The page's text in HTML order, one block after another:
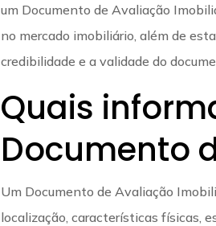
um Documento de Avaliação
no mercado imobiliário, além de
credibilidade e a validade do
Quais
Documento
Um Documento de Avaliação
localização, características físicas,